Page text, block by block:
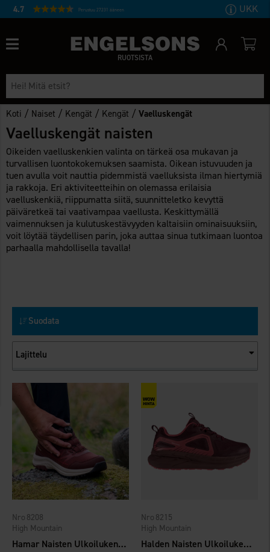
4.7 Perustuu 27231 ääneen UKK
RUOTSISTA
Koti / Naiset / Kengät / Kengät /Vaelluskengät
Vaelluskengät naisten
Oikeiden vaelluskenkien valinta on tärkeä osa mukavan ja
turvallisen luontokokemuksen saamista. Oikean istuvuuden ja
tuen avulla voit nauttia pidemmistä vaelluksista ilman hiertymiä
ja rakkoja. Eri aktiviteetteihin on olemassa erilaisia
vaelluskenkiä, riippumatta siitä, suunnitteletko kevyttä
päiväretkeä tai vaativampaa vaellusta. Keskittymällä
vaimennuksen ja kulutuskestävyyden kaltaisiin ominaisuuksiin,
voit löytää täydellisen parin, joka auttaa sinua tutkimaan luontoa
parhaalla mahdollisella tavalla!
Suodata
Lajittelu
Hamar Naisten Ulkoilukengät WP Viininpunainen
High Mountain
8208
Halden Naisten Ulkoilukengät WP Viininpunainen
High Mountain
8215